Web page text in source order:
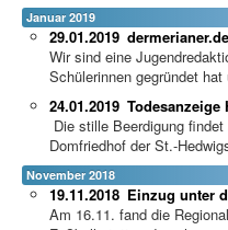
Januar 2019
dermerianer.de
29.01.2019
Wir sind eine
Schülerinnen gegründet
Todesanzeige
24.01.2019
Die stille Beerdigung
Domfriedhof der St.-
November 2018
Einzug unter
19.11.2018
Am 16.11. fand die